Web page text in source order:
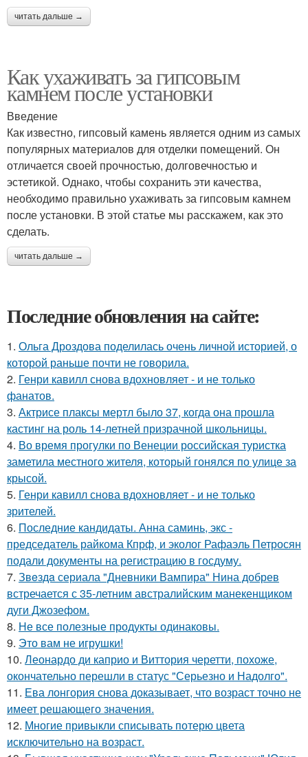
читать дальше →
Как ухаживать за гипсовым
камнем после установки
Введение
Как известно, гипсовый камень является одним из самых
популярных материалов для отделки помещений. Он
отличается своей прочностью, долговечностью и
эстетикой. Однако, чтобы сохранить эти качества,
необходимо правильно ухаживать за гипсовым камнем
после установки. В этой статье мы расскажем, как это
сделать.
читать дальше →
Последние обновления на сайте:
1. Ольга Дроздова поделилась очень личной историей, о
которой раньше почти не говорила.
2. Генри кавилл снова вдохновляет - и не только
фанатов.
3. Актрисе плаксы мертл было 37, когда она прошла
кастинг на роль 14-летней призрачной школьницы.
4. Во время прогулки по Венеции российская туристка
заметила местного жителя, который гонялся по улице за
крысой.
5. Генри кавилл снова вдохновляет - и не только
зрителей.
6. Последние кандидаты. Анна саминь, экс -
председатель райкома Кпрф, и эколог Рафаэль Петросян
подали документы на регистрацию в госдуму.
7. Звeздa сериала "Дневники Вампира" Нина добрев
встречается с 35-летним австралийским манекенщиком
дуги Джозефом.
8. Не все полезные продукты одинаковы.
9. Это вам не игрушки!
10. Леонардо ди каприо и Виттория черетти, похоже,
окончательно перешли в статус "Серьезно и Надолго".
11. Ева лонгория снова доказывает, что возраст точно не
имеет решающего значения.
12. Многие привыкли списывать потерю цвета
исключительно на возраст.